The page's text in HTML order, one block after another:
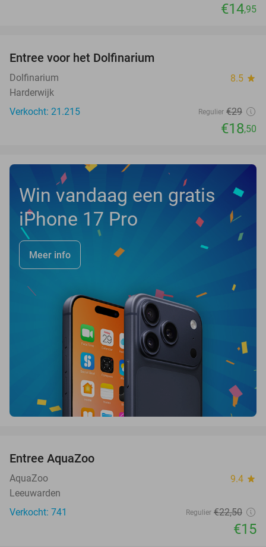
€14,95
Entree voor het Dolfinarium
Dolfinarium 8.5 star
Harderwijk
Verkocht: 21.215
Regulier €29
€18,50
Win vandaag een gratis
iPhone 17 Pro
Meer info
Entree AquaZoo
AquaZoo 9.4 star
Leeuwarden
Verkocht: 741
Regulier €22,50
€15